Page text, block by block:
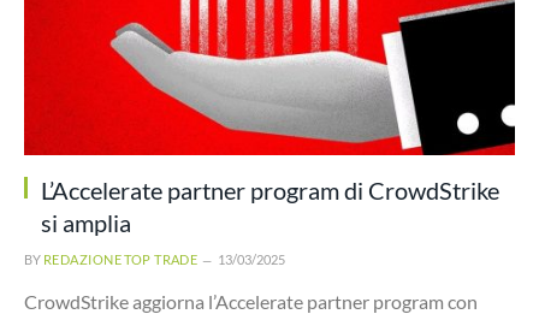
L’Accelerate partner program di CrowdStrike
si amplia
BY REDAZIONE TOP TRADE 13/03/2025
CrowdStrike aggiorna l’Accelerate partner program con